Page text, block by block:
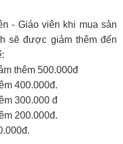
- Giáo viên khi mua sản
sẽ được giảm thêm đến
thêm 500.000đ
400.000đ.
300.000 đ
200.000đ.